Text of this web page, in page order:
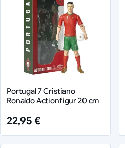
Portugal 7 Cristiano
Ronaldo Actionfigur 20 cm
22,95 €